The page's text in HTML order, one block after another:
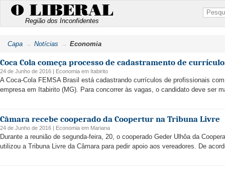
O LIBERAL
Região dos Inconfidentes
Capa Notícias Economia
Coca Cola começa processo de cadastramento de
24 de Junho de 2016 | Economia em Itabirito
A Coca-Cola FEMSA Brasil está cadastrando currículos de profissionais
empresa em Itabirito (MG). Para concorrer às vagas, o candidato deve ser
Câmara recebe cooperado da Coopertur na Tribuna Livre
24 de Junho de 2016 | Economia em Mariana
Durante a reunião de segunda-feira, 20, o cooperado Geder Ulhôa da
utilizou a Tribuna Livre da Câmara para pedir apoio aos vereadores. De